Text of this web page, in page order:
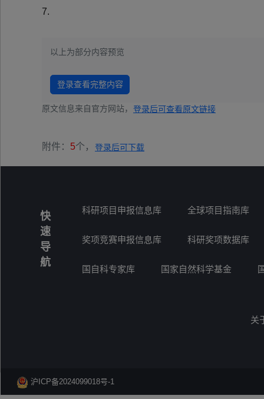
7.
以上为部分内容预览
登录查看完整内容
原文信息来自官方网站， 登录后可查看原文链接
附件： 5个， 登录后可下载
快
速
导
航
科研项目申报信息库 全球项目指南库
奖项竞赛申报信息库 科研奖项数据库
国自科专家库 国家自然科学基金
关
沪ICP备2024099018号-1